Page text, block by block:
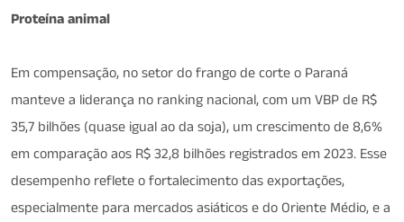
Proteína animal
Em compensação, no setor do frango de corte o Paraná
manteve a liderança no ranking nacional, com um VBP de R$
35,7 bilhões (quase igual ao da soja), um crescimento de 8,6%
em comparação aos R$ 32,8 bilhões registrados em 2023. Esse
desempenho reflete o fortalecimento das exportações,
especialmente para mercados asiáticos e do Oriente Médio, e a